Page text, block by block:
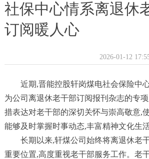
社保中心情系离退休
订阅暖人心
2026-01-12
近期,晋能控股轩岗煤电社会保险中
为公司离退休老干部订阅报刊杂志的专
措表达对老干部的深切关怀与崇高敬意,
能够及时掌握时事动态,丰富精神文化生活
长期以来,轩煤公司始终将离退休老
重要位置,高度重视老干部服务工作。老